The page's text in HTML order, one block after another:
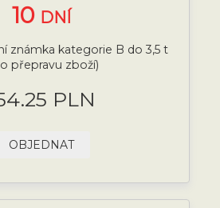
10 DNÍ
známka kategorie B do 3,5 t
přepravu zboží)
PLN
OBJEDNAT